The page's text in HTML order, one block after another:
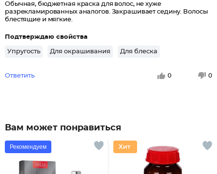
Обычная, бюджетная краска для волос, не хуже
разрекламированных аналогов. Закрашивает седину. Волосы
блестящие и мягкие.
Подтверждаю свойства
Упругость Для окрашивания Для блеска
Ответить 0 0
Вам может понравиться
Рекомендуем